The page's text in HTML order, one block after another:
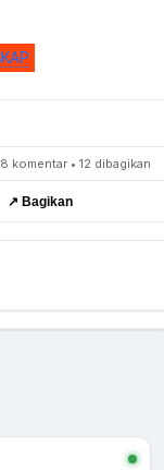
komentar • 12 dibagikan
↗️ Bagikan